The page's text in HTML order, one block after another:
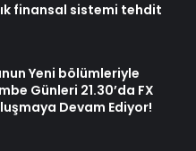
finansal sistemi tehdit
Yeni bölümleriyle
Günleri 21.30’da FX
Devam Ediyor!